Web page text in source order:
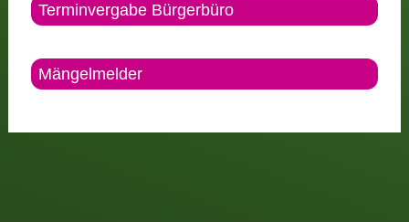
Terminvergabe Bürgerbüro
Mängelmelder